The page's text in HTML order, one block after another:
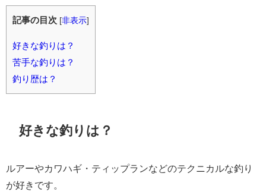
記事の目次 [非表示]
好きな釣りは？
苦手な釣りは？
釣り歴は？
好きな釣りは？
ルアーやカワハギ・ティップランなどのテクニカルな釣り
が好きです。